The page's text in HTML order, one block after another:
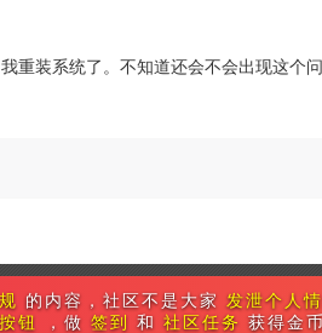
我重装系统了。不知道还会不会出现这个
的内容，社区不是大家 发泄个人
钮 ，做 签到 和 社区任务 获得金币